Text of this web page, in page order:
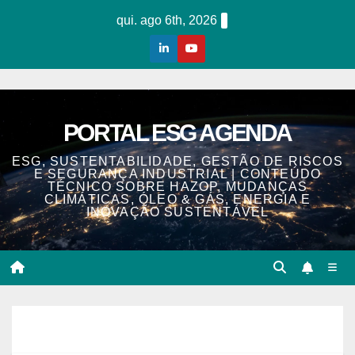
qui. ago 6th, 2026
PORTAL ESG AGENDA
ESG, SUSTENTABILIDADE, GESTÃO DE RISCOS
E SEGURANÇA INDUSTRIAL | CONTEÚDO
TÉCNICO SOBRE HAZOP, MUDANÇAS
CLIMÁTICAS, ÓLEO & GÁS, ENERGIA E
INOVAÇÃO SUSTENTÁVEL